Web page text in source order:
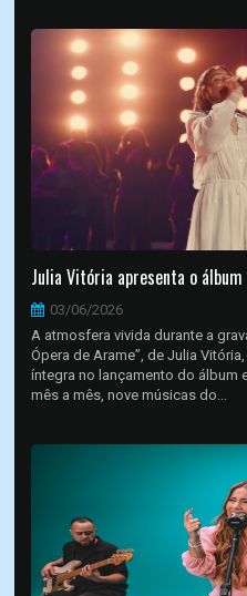
Julia Vitória apresenta o álbum
03/06/2026
A atmosfera vivida durante a
Ópera de Arame”, de Julia
íntegra no lançamento do álbum
mês a mês, nove músicas do...